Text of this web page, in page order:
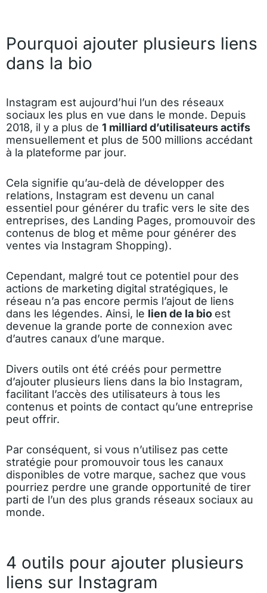
Pourquoi ajouter plusieurs liens
dans la bio
Instagram est aujourd’hui l’un des réseaux
sociaux les plus en vue dans le monde. Depuis
2018, il y a plus de 1 milliard d’utilisateurs actifs
mensuellement et plus de 500 millions accédant
à la plateforme par jour.
Cela signifie qu’au-delà de développer des
relations, Instagram est devenu un canal
essentiel pour générer du trafic vers le site des
entreprises, des Landing Pages, promouvoir des
contenus de blog et même pour générer des
ventes via Instagram Shopping).
Cependant, malgré tout ce potentiel pour des
actions de marketing digital stratégiques, le
réseau n’a pas encore permis l’ajout de liens
dans les légendes. Ainsi, le lien de la bio est
devenue la grande porte de connexion avec
d’autres canaux d’une marque.
Divers outils ont été créés pour permettre
d’ajouter plusieurs liens dans la bio Instagram,
facilitant l’accès des utilisateurs à tous les
contenus et points de contact qu’une entreprise
peut offrir.
Par conséquent, si vous n’utilisez pas cette
stratégie pour promouvoir tous les canaux
disponibles de votre marque, sachez que vous
pourriez perdre une grande opportunité de tirer
parti de l’un des plus grands réseaux sociaux au
monde.
4 outils pour ajouter plusieurs
liens sur Instagram